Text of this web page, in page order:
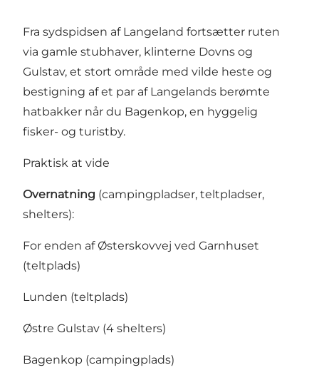
Fra sydspidsen af Langeland fortsætter ruten
via gamle stubhaver, klinterne Dovns og
Gulstav, et stort område med vilde heste og
bestigning af et par af Langelands berømte
hatbakker når du Bagenkop, en hyggelig
fisker- og turistby.
Praktisk at vide
Overnatning (campingpladser, teltpladser,
shelters):
For enden af Østerskovvej ved Garnhuset
(teltplads)
Lunden (teltplads)
Østre Gulstav (4 shelters)
Bagenkop (campingplads)